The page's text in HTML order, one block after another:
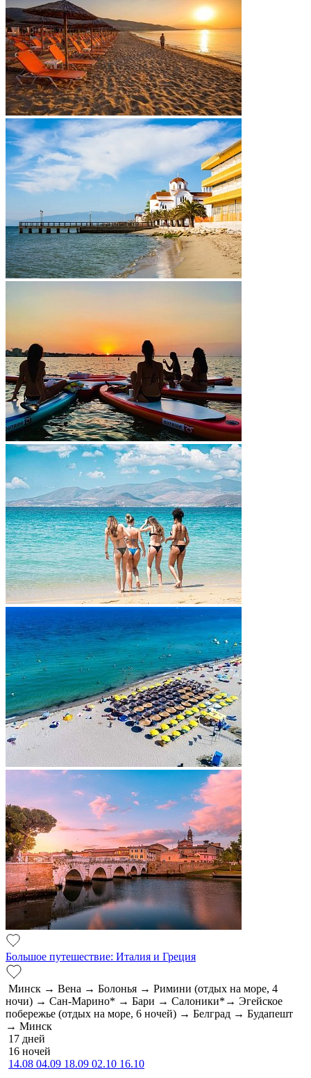
Большое путешествие: Италия и Греция
Минск → Вена → Болонья → Римини (отдых на море, 4
ночи) → Сан-Марино* → Бари → Салоники*→ Эгейское
побережье (отдых на море, 6 ночей) → Белград → Будапешт
→ Минск
17 дней
16 ночей
14.08 04.09 18.09 02.10 16.10